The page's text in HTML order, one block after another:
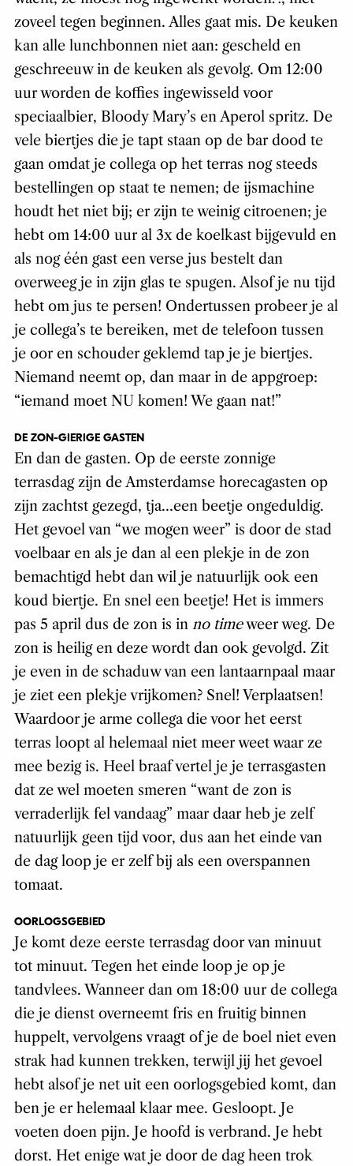
zoveel tegen beginnen. Alles gaat mis. De keuken
kan alle lunchbonnen niet aan: gescheld en
geschreeuw in de keuken als gevolg. Om 12:00
uur worden de koffies ingewisseld voor
speciaalbier, Bloody Mary’s en Aperol spritz. De
vele biertjes die je tapt staan op de bar dood te
gaan omdat je collega op het terras nog steeds
bestellingen op staat te nemen; de ijsmachine
houdt het niet bij; er zijn te weinig citroenen; je
hebt om 14:00 uur al 3x de koelkast bijgevuld en
als nog één gast een verse jus bestelt dan
overweeg je in zijn glas te spugen. Alsof je nu tijd
hebt om jus te persen! Ondertussen probeer je al
je collega’s te bereiken, met de telefoon tussen
je oor en schouder geklemd tap je je biertjes.
Niemand neemt op, dan maar in de appgroep:
“iemand moet NU komen! We gaan nat!”
DE ZON-GIERIGE GASTEN
En dan de gasten. Op de eerste zonnige
terrasdag zijn de Amsterdamse horecagasten op
zijn zachtst gezegd, tja…een beetje ongeduldig.
Het gevoel van “we mogen weer” is door de stad
voelbaar en als je dan al een plekje in de zon
bemachtigd hebt dan wil je natuurlijk ook een
koud biertje. En snel een beetje! Het is immers
pas 5 april dus de zon is in no timeweer weg. De
zon is heilig en deze wordt dan ook gevolgd. Zit
je even in de schaduw van een lantaarnpaal maar
je ziet een plekje vrijkomen? Snel! Verplaatsen!
Waardoor je arme collega die voor het eerst
terras loopt al helemaal niet meer weet waar ze
mee bezig is. Heel braaf vertel je je terrasgasten
dat ze wel moeten smeren “want de zon is
verraderlijk fel vandaag” maar daar heb je zelf
natuurlijk geen tijd voor, dus aan het einde van
de dag loop je er zelf bij als een overspannen
tomaat.
OORLOGSGEBIED
Je komt deze eerste terrasdag door van minuut
tot minuut. Tegen het einde loop je op je
tandvlees. Wanneer dan om 18:00 uur de collega
die je dienst overneemt fris en fruitig binnen
huppelt, vervolgens vraagt of je de boel niet even
strak had kunnen trekken, terwijl jij het gevoel
hebt alsof je net uit een oorlogsgebied komt, dan
ben je er helemaal klaar mee. Gesloopt. Je
voeten doen pijn. Je hoofd is verbrand. Je hebt
dorst. Het enige wat je door de dag heen trok